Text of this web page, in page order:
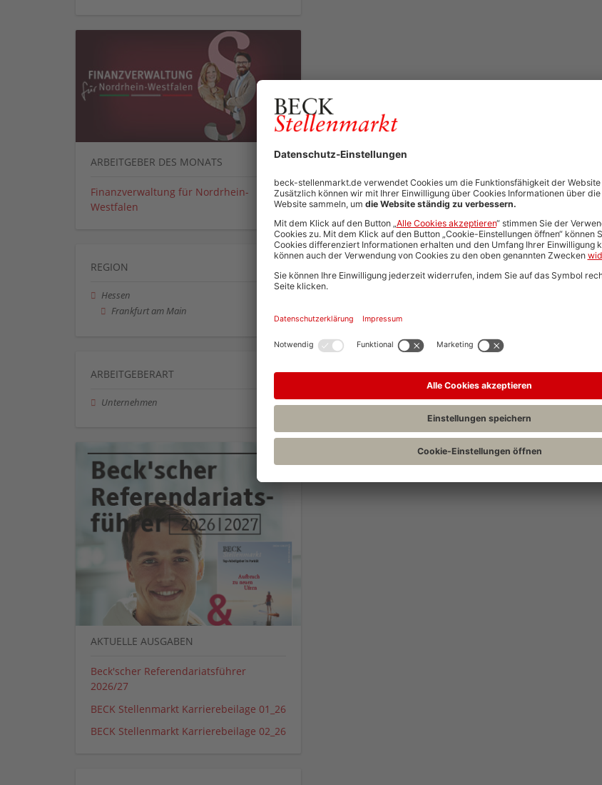
ARBEITGEBER DES MONATS
Finanzverwaltung für Nordrhein-
Westfalen
REGION
Hessen
Frankfurt am Main
ARBEITGEBERART
Unternehmen
AKTUELLE AUSGABEN
Beck'scher Referendariatsführer
2026/27
BECK Stellenmarkt Karrierebeilage 01_26
BECK Stellenmarkt Karrierebeilage 02_26